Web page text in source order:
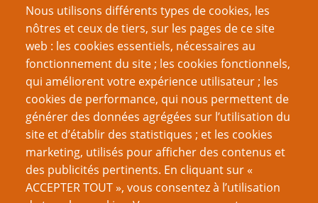
Nous utilisons différents types de cookies, les
nôtres et ceux de tiers, sur les pages de ce site
web : les cookies essentiels, nécessaires au
fonctionnement du site ; les cookies fonctionnels,
qui améliorent votre expérience utilisateur ; les
cookies de performance, qui nous permettent de
générer des données agrégées sur l’utilisation du
site et d’établir des statistiques ; et les cookies
marketing, utilisés pour afficher des contenus et
des publicités pertinents. En cliquant sur «
ACCEPTER TOUT », vous consentez à l’utilisation
Recherche
Nom d'utilisateur